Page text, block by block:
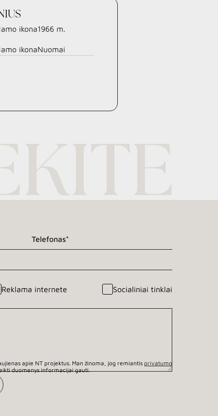
1966 m.
Nuomai
Reklama internete Socialiniai tinklai
apie NT projektus. Man žinoma, jog remiantis privatumo
duomenys informacijai gauti.